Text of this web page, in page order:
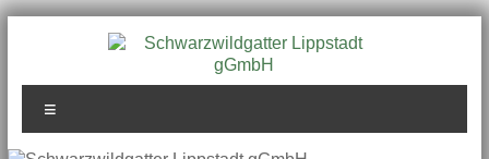
Schwarzwildgatter
Lippstadt gGmbH